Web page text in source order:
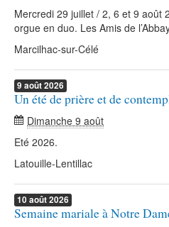
Mercredi 29 juillet / 2, 6 et 9 août
orgue en duo. Les Amis de
Marcilhac-sur-Célé
9 août2026
Un été de prière et de
Dimanche 9 août
Eté 2026.
Latouille-Lentillac
10 août2026
Semaine mariale à Notre